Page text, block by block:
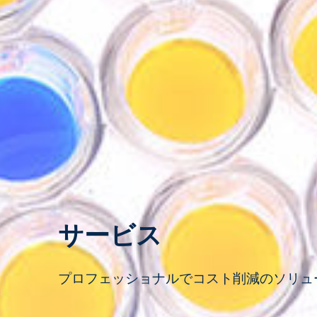
サービス
プロフェッショナルでコスト削減のソリ